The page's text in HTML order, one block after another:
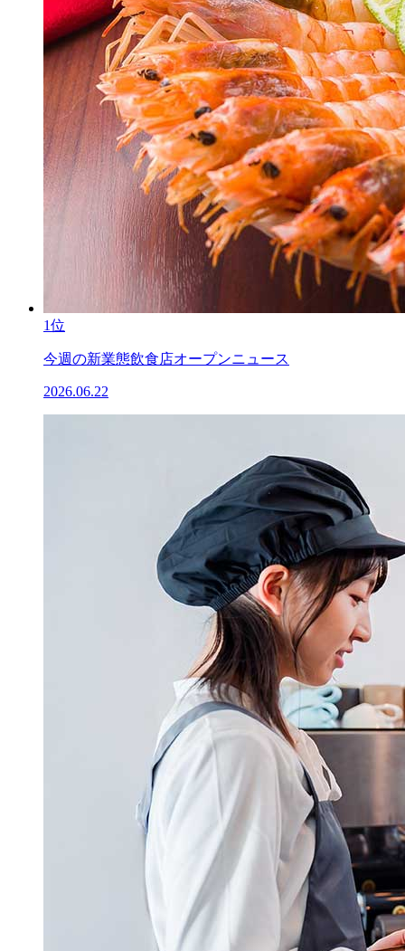
1位
今週の新業態飲食店オープンニュース
2026.06.22